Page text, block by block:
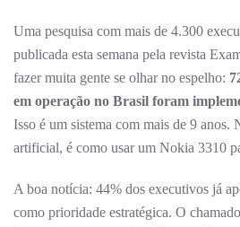
Uma pesquisa com mais de 4.300
publicada esta semana pela revista
fazer muita gente se olhar no espelho:
em operação no Brasil foram
Isso é um sistema com mais de 9 anos.
artificial, é como usar um Nokia 3310
A boa notícia: 44% dos executivos já
como prioridade estratégica. O